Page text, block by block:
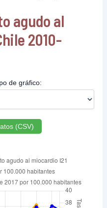
agudo al
2010-
de gráfico:
(CSV)